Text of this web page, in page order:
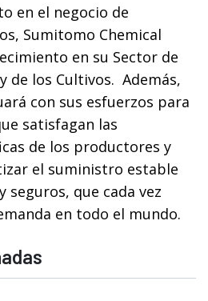
en el negocio de
Sumitomo Chemical
en su Sector de
de los Cultivos. Además,
con sus esfuerzos para
satisfagan las
de los productores y
el suministro estable
seguros, que cada vez
en todo el mundo.